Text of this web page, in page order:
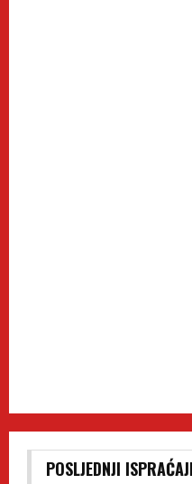
POSLJEDNJI ISPRAĆAJI